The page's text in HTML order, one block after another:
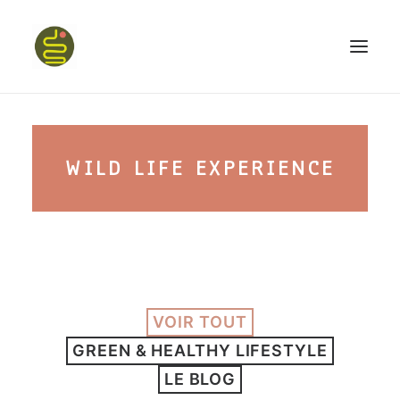
PROGRAMME HAPPY BELLY
CONFÉRENCES
podcast kinoa
WILD LIFE EXPERIENCE
VOIR TOUT
GREEN & HEALTHY LIFESTYLE
LE BLOG